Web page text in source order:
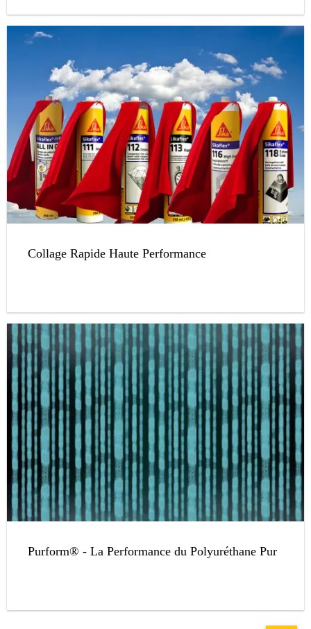
Collage Rapide Haute Performance
Purform® - La Performance du Polyuréthane Pur